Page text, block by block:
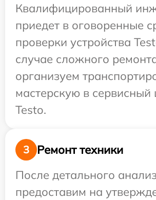
Квалифицированный
приедет в оговоренные
проверки устройства
случае сложного
организуем
мастерскую в сервисный
Testo.
3
Ремонт техники
После детального
предоставим на